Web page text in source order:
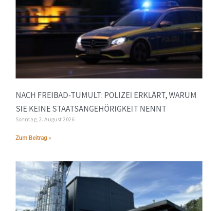
NACH FREIBAD-TUMULT: POLIZEI ERKLÄRT, WARUM
SIE KEINE STAATSANGEHÖRIGKEIT NENNT
Sonntag, 2. August 2026
Zum Beitrag »